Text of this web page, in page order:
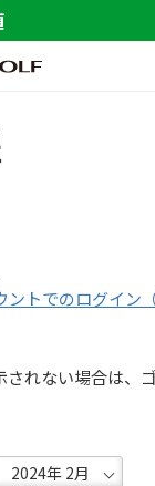
ントでのログイン
されない場合は、